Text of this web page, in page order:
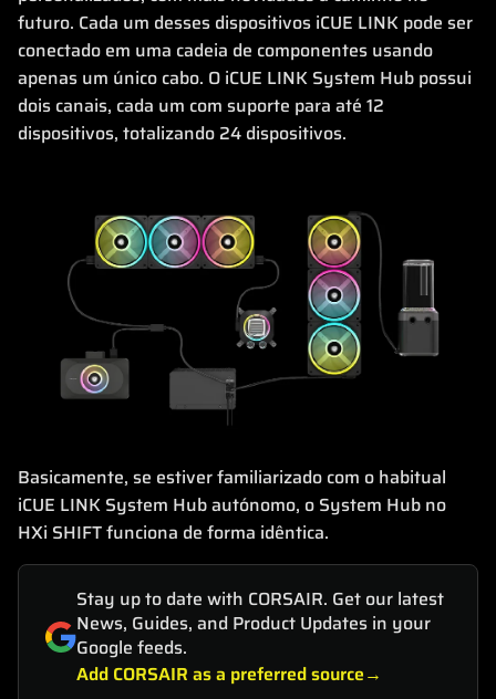
futuro. Cada um desses dispositivos iCUE LINK pode ser
conectado em uma cadeia de componentes usando
apenas um único cabo. O iCUE LINK System Hub possui
dois canais, cada um com suporte para até 12
dispositivos, totalizando 24 dispositivos.
Basicamente, se estiver familiarizado com o habitual
iCUE LINK System Hub autónomo, o System Hub no
HXi SHIFT funciona de forma idêntica.
Stay up to date with CORSAIR. Get our latest
News, Guides, and Product Updates in your
Google feeds.
Add CORSAIR as a preferred source